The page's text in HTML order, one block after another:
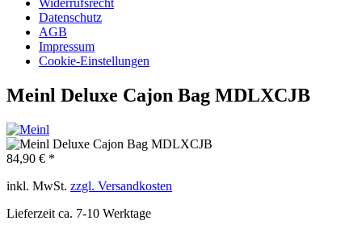
Widerrufsrecht
Datenschutz
AGB
Impressum
Cookie-Einstellungen
Meinl Deluxe Cajon Bag MDLXCJB
84,90 € *
inkl. MwSt. zzgl. Versandkosten
Lieferzeit ca. 7-10 Werktage